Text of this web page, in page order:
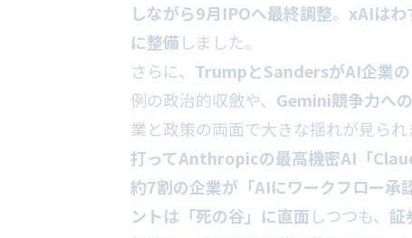
しながら9月IPOへ最終調整。 xAIはわ
に整備しました。
さらに、 TrumpとSandersがAI企業
例の政治的収斂や、 Gemini競争力へ
業と政策の両面で大きな揺れが見られ
打ってAnthropicの最高機密AI「
約7割の企業が「AIにワークフロー承
ントは「死の谷」に直面しつつも、 証